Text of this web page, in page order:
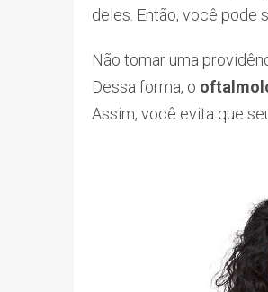
deles. Então, você pode
Não tomar uma
Dessa forma, o
Assim, você evita que